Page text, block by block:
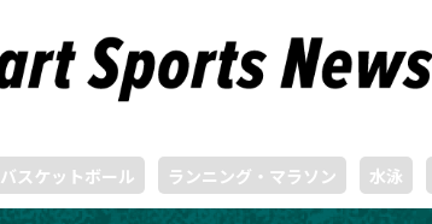
バスケットボール ランニング・マラソン 水泳